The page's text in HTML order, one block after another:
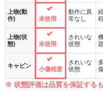
上物(動
作)
未使用
動作に異
常なし
上物(状
態)
未使用
きれいな
状態
キャビン 小傷程度
きれいな
状態
※ 状態評価は品質を保証する